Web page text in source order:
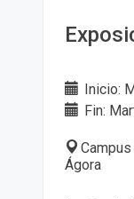
Inicio:
Fin:
Ágora